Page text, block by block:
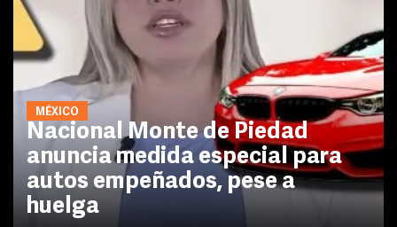
MÉXICO
Nacional Monte de Piedad
anuncia medida especial para
autos empeñados, pese a
huelga